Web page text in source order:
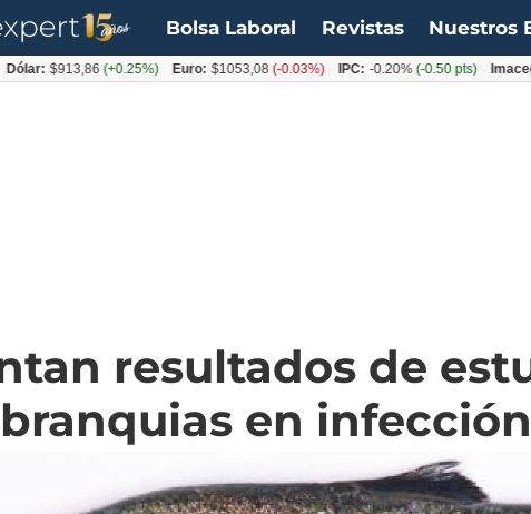
Bolsa Laboral Revistas Nuestros
resultados de
en
$913,86(+0.25%) Euro: $1053,08(-0.03%) IPC: -0.20% (-0.50 pts) Imacec: $2,4